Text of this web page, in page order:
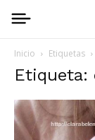
Inicio Etiquetas
Etiqueta: